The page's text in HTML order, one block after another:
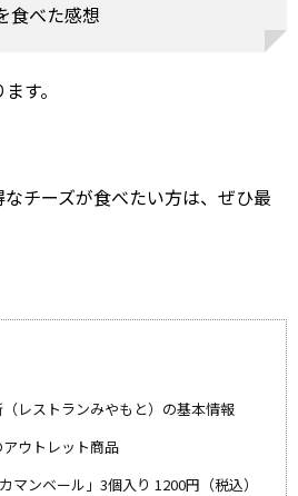
食べた感想
す。
チーズが食べたい方は、ぜひ最
（レストランみやもと）の基本情報
アウトレット商品
マンベール」3個入り 1200円（税込）